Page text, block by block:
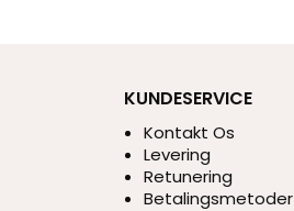
KUNDESERVICE
Kontakt Os
Levering
Retunering
Betalingsmetoder